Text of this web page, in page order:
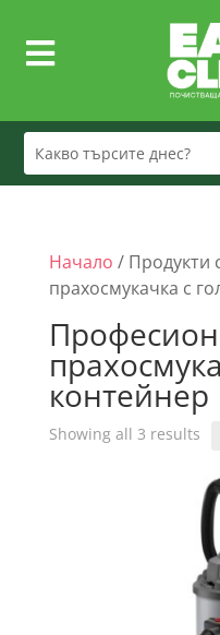

Начало / Продукти
прахосмукачка с
контейнер
Showing all 3 results
low
to